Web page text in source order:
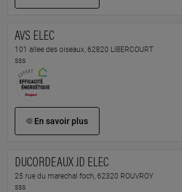
AVS ELEC
101 allee des oiseaux, 62820 LIBERCOURT
sss
En savoir plus
DUCORDEAUX JD ELEC
25 rue du marechal foch, 62320 ROUVROY
sss